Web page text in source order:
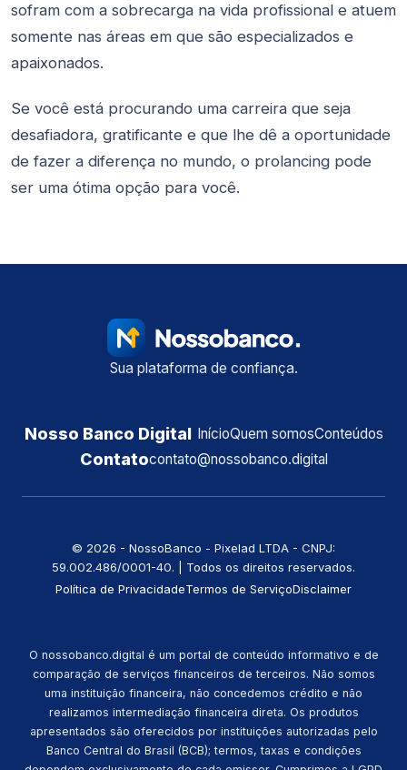
sofram com a sobrecarga na vida profissional e atuem
somente nas áreas em que são especializados e
apaixonados.
Se você está procurando uma carreira que seja
desafiadora, gratificante e que lhe dê a oportunidade
de fazer a diferença no mundo, o prolancing pode
ser uma ótima opção para você.
Sua plataforma de confiança.
Nosso Banco Digital InícioQuem somosConteúdos
Contatocontato@nossobanco.digital
©️ 2026 - NossoBanco - Pixelad LTDA - CNPJ:
59.002.486/0001-40. | Todos os direitos reservados.
Política de PrivacidadeTermos de ServiçoDisclaimer
O nossobanco.digital é um portal de conteúdo informativo e de
comparação de serviços financeiros de terceiros. Não somos
uma instituição financeira, não concedemos crédito e não
realizamos intermediação financeira direta. Os produtos
apresentados são oferecidos por instituições autorizadas pelo
Banco Central do Brasil (BCB); termos, taxas e condições